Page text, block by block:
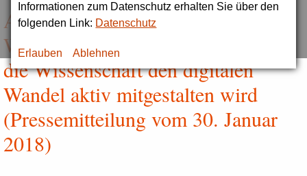
Informationen zum Datenschutz erhalten Sie über den
folgenden Link: Datenschutz
Erlauben Ablehnen
Allianz der
Wissenschaftsorganisationen: Wie
die Wissenschaft den digitalen
Wandel aktiv mitgestalten wird
(Pressemitteilung vom 30. Januar
2018)